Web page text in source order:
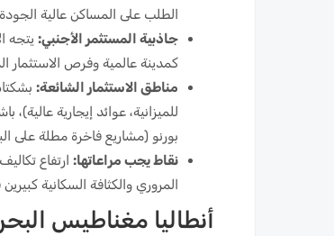
الطلب على المساكن عالية
جاذبية المستثمر الأجنبي: يتجه
كمدينة عالمية وفرص الاستثمار
مناطق الاستثمار الشائعة:
للميزانية، عوائد إيجارية
بورنو (مشاريع فاخرة مطلة على
نقاط يجب مراعاتها: ارتفاع
المروري والكثافة السكانية
أنطاليا مغناطيس